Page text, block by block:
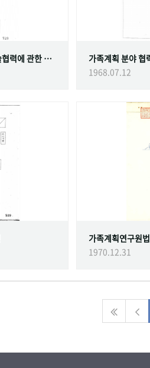
가족계획 분야에 있어서의 기술협력에 관한 대한민국정부와 스웨덴 정부간의 협정
1968.07.12
가족계획연구원법
1970.12.31